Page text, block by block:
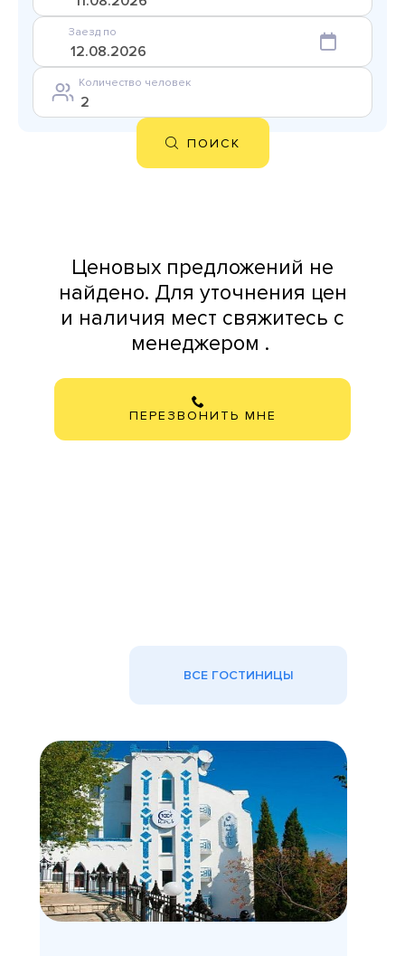
Заезд по
Количество человек
ПОИСК
Ценовых предложений не
найдено. Для уточнения цен
и наличия мест свяжитесь с
менеджером .
ПЕРЕЗВОНИТЬ МНЕ
ВСЕ ГОСТИНИЦЫ